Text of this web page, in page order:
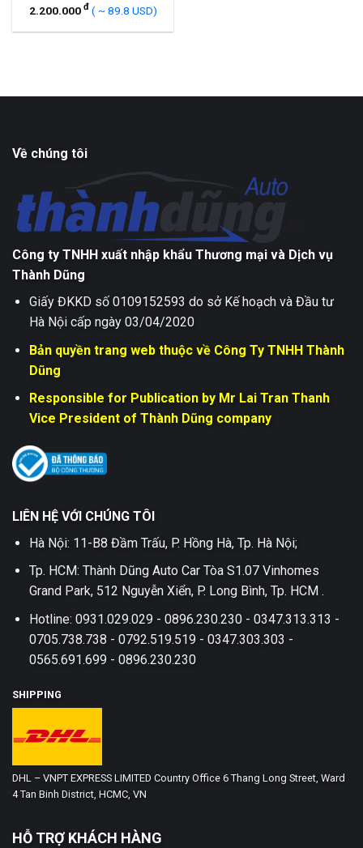
2.200.000 đ ( ~ 89.8 USD)
Về chúng tôi
Công ty TNHH xuất nhập khẩu Thương mại và Dịch vụ
Thành Dũng
Giấy ĐKKD số 0109152593 do sở Kế hoạch và Đầu tư
Hà Nội cấp ngày 03/04/2020
Bản quyền trang web thuộc về Công Ty TNHH Thành
Dũng
Responsible for Publication by Mr Lai Tran Thanh
Vice President of Thành Dũng company
LIÊN HỆ VỚI CHÚNG TÔI
Hà Nội: 11-B8 Đầm Trấu, P. Hồng Hà, Tp. Hà Nội;
Tp. HCM: Thành Dũng Auto Car Tòa S1.07 Vinhomes
Grand Park, 512 Nguyễn Xiển, P. Long Bình, Tp. HCM .
Hotline: 0931.029.029 - 0896.230.230 - 0347.313.313 -
0705.738.738 - 0792.519.519 - 0347.303.303 -
0565.691.699 - 0896.230.230
SHIPPING
DHL – VNPT EXPRESS LIMITED Country Office 6 Thang Long Street, Ward
4 Tan Binh District, HCMC, VN
HỖ TRỢ KHÁCH HÀNG